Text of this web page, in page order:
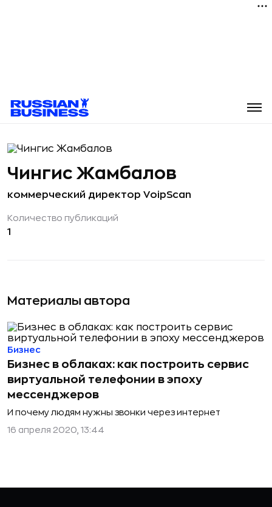
Материалы автора
Бизнес в облаках: как построить сервис
виртуальной телефонии в эпоху
мессенджеров
И почему людям нужны звонки через интернет
Бизнес
16 апреля 2020, 13:44
Чингис Жамбалов
коммерческий директор VoipScan
Количество публикаций
1